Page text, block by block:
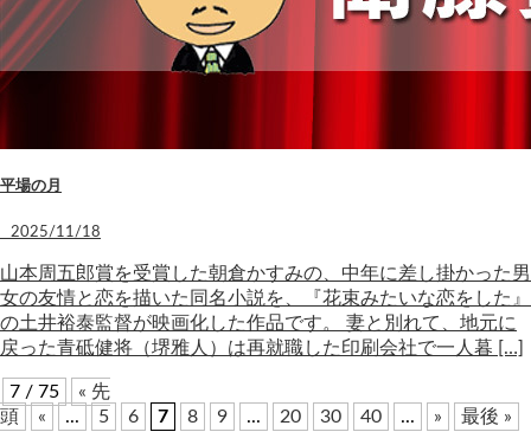
平場の月
2025/11/18
山本周五郎賞を受賞した朝倉かすみの、中年に差し掛かった男
女の友情と恋を描いた同名小説を、『花束みたいな恋をした』
の土井裕泰監督が映画化した作品です。 妻と別れて、地元に
戻った青砥健将（堺雅人）は再就職した印刷会社で一人暮 […]
7 / 75
« 先
頭
« ... 5 6 7 8 9 ... 20 30 40 ... » 最後 »